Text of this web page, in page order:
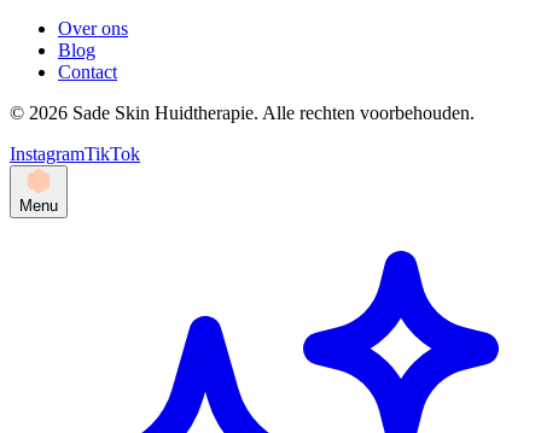
Over ons
Blog
Contact
© 2026 Sade Skin Huidtherapie. Alle rechten voorbehouden.
InstagramTikTok
Menu